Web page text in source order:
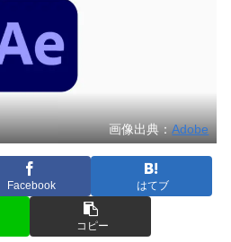
画像出典：Adobe
Facebook はてブ
コピー